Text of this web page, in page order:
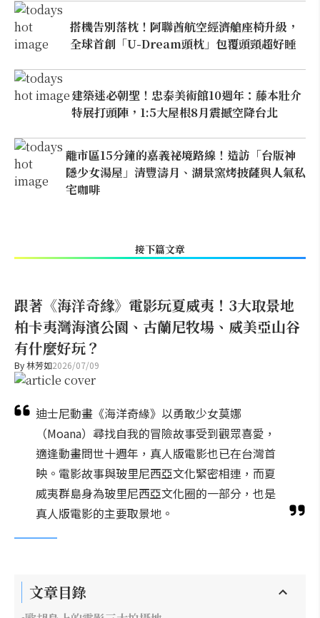
搭機告別落枕！阿聯酋航空經濟艙座椅升級，
全球首創「U-Dream頭枕」包覆頭頸超好睡
建築迷必朝聖！忠泰美術館10週年：藤本壯介
特展打頭陣，1:5大屋根8月震撼空降台北
離市區15分鐘的嘉義祕境路線！造訪「台版神
隱少女湯屋」清豐濤月、湖景窯烤披薩與人氣私
宅咖啡
接下篇文章
跟著《海洋奇緣》電影玩夏威夷！3大取景地
柏卡夷灣海濱公園、古蘭尼牧場、威美亞山谷
有什麼好玩？
By林芳如2026/07/09
迪士尼動畫《海洋奇緣》以勇敢少女莫娜
（Moana）尋找自我的冒險故事受到觀眾喜愛，
適逢動畫問世十週年，真人版電影也已在台灣首
映。電影故事與玻里尼西亞文化緊密相連，而夏
威夷群島身為玻里尼西亞文化圈的一部分，也是
真人版電影的主要取景地。
文章目錄